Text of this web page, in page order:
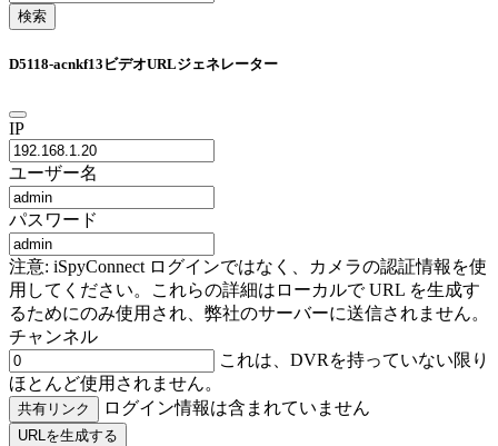
検索
D5118-acnkf13ビデオURLジェネレーター
IP
ユーザー名
パスワード
注意: iSpyConnect ログインではなく、カメラの認証情報を使
用してください。これらの詳細はローカルで URL を生成す
るためにのみ使用され、弊社のサーバーに送信されません。
チャンネル
これは、DVRを持っていない限り
ほとんど使用されません。
共有リンク ログイン情報は含まれていません
URLを生成する